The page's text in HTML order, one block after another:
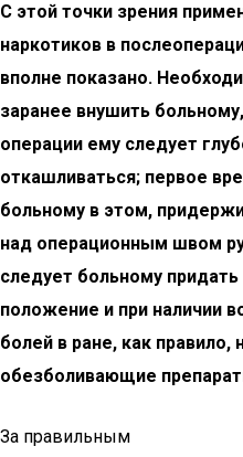
С этой точки зрения
наркотиков в
вполне показано.
заранее внушить
операции ему следует
откашливаться; первое
больному в этом,
над операционным швом
следует больному
положение и при наличии
болей в ране, как правило,
обезболивающие
За правильным